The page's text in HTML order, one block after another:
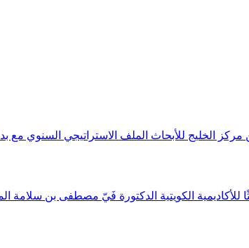
الملف الاستراتيجي السنوي مع بداية عام 2026م، باللغتين العربية والانجليزية وتضمن دراسات تحليلية ورؤى معمقة، وقراءات دقيقة ورصدًا
للأكاديمية الكويتية الدكتورة فَيّ مصطفى بن سلامة